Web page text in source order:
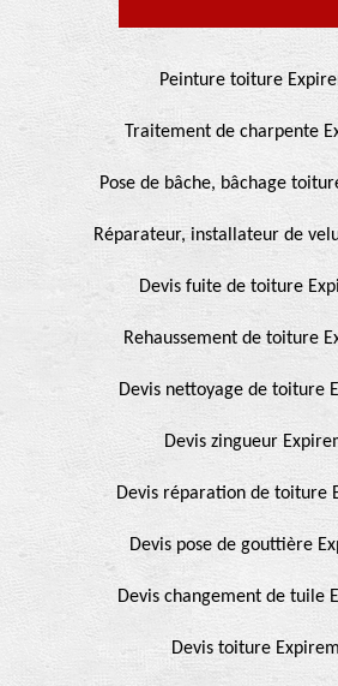
Peinture toiture
Traitement de charpente
Pose de bâche, bâchage
Réparateur, installateur de
Devis fuite de toiture
Rehaussement de toiture
Devis nettoyage de toiture
Devis zingueur
Devis réparation de toiture
Devis pose de gouttière
Devis changement de tuile
Devis toiture